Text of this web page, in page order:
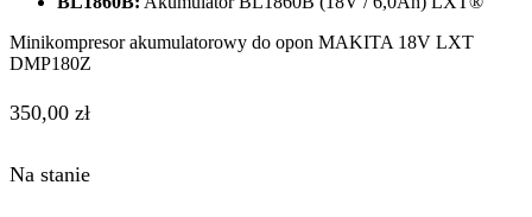
Minikompresor akumulatorowy do opon MAKITA 18V LXT
DMP180Z
350,00 zł
Na stanie